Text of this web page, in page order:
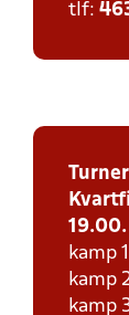
tlf:
19.00.
kamp
kamp
kamp